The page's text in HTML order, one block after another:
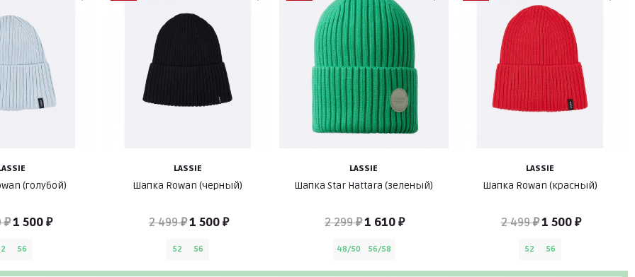
(голубой)
₽1 500 ₽
56
LASSIE
Шапка Rowan (черный)
2 499 ₽1 500 ₽
52 56
LASSIE
Шапка Star Hattara (зеленый)
2 299 ₽1 610 ₽
48/50 56/58
LASSIE
Шапка Rowan (красный)
2 499 ₽1 500 ₽
52 56